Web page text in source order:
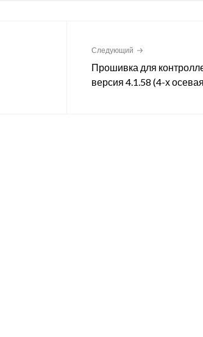
Следующий
Прошивка для
версия 4.1.58 (4-х